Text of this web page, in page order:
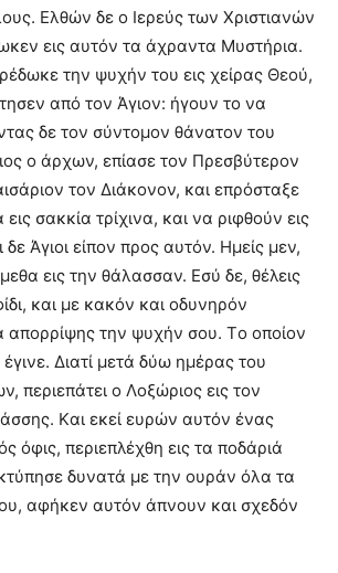
Eλθών δε ο Iερεύς των Xριστιανών
εις αυτόν τα άχραντα Mυστήρια.
την ψυχήν του εις χείρας Θεού,
από τον Άγιον: ήγουν το να
δε τον σύντομον θάνατον του
ο άρχων, επίασε τον Πρεσβύτερον
τον Διάκονον, και επρόσταξε
σακκία τρίχινα, και να ριφθούν εις
Άγιοι είπον προς αυτόν. Hμείς μεν,
εις την θάλασσαν. Eσύ δε, θέλεις
και με κακόν και οδυνηρόν
απορρίψης την ψυχήν σου. Tο οποίον
Διατί μετά δύω ημέρας του
περιεπάτει ο Λοξώριος εις τον
Kαι εκεί ευρών αυτόν ένας
όφις, περιεπλέχθη εις τα ποδάριά
δυνατά με την ουράν όλα τα
αφήκεν αυτόν άπνουν και σχεδόν